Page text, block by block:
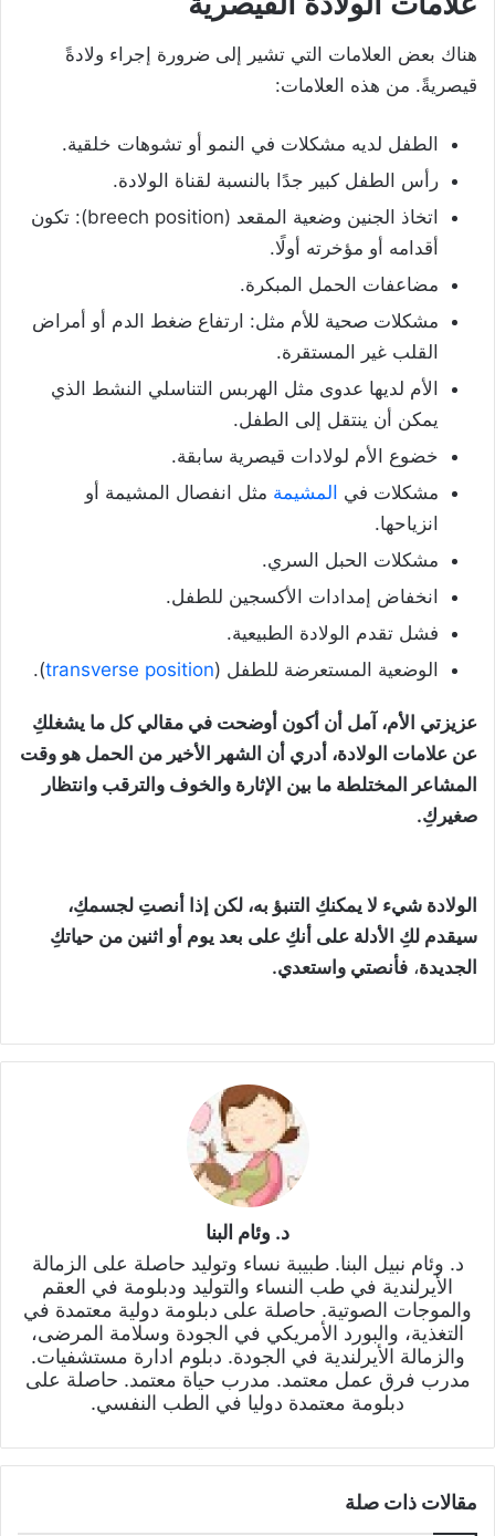
هناك بعض العلامات التي تشير إلى ضرورة إجراء ولادةً
قيصريةً. من هذه العلامات:
الطفل لديه مشكلات في النمو أو تشوهات خلقية.
رأس الطفل كبير جدًا بالنسبة لقناة الولادة.
اتخاذ الجنين وضعية المقعد (breech position): تكون
أقدامه أو مؤخرته أولًا.
مضاعفات الحمل المبكرة.
مشكلات صحية للأم مثل: ارتفاع ضغط الدم أو أمراض
القلب غير المستقرة.
الأم لديها عدوى مثل الهربس التناسلي النشط الذي
يمكن أن ينتقل إلى الطفل.
خضوع الأم لولادات قيصرية سابقة.
مشكلات في المشيمة مثل انفصال المشيمة أو
انزياحها.
مشكلات الحبل السري.
انخفاض إمدادات الأكسجين للطفل.
فشل تقدم الولادة الطبيعية.
الوضعية المستعرضة للطفل (transverse position
).
عزيزتي الأم، آمل أن أكون أوضحت في مقالي كل ما يشغلكِ
عن علامات الولادة، أدري أن الشهر الأخير من الحمل هو وقت
المشاعر المختلطة ما بين الإثارة والخوف والترقب وانتظار
صغيركِ.
الولادة شيء لا يمكنكِ التنبؤ به، لكن إذا أنصتِ لجسمكِ،
سيقدم لكِ الأدلة على أنكِ على بعد يوم أو اثنين من حياتكِ
الجديدة، فأنصتي واستعدي.
د. وئام البنا
د. وئام نبيل البنا. طبيبة نساء وتوليد حاصلة على الزمالة
الأيرلندية في طب النساء والتوليد ودبلومة في العقم
والموجات الصوتية. حاصلة على دبلومة دولية معتمدة في
التغذية، والبورد الأمريكي في الجودة وسلامة المرضى،
والزمالة الأيرلندية في الجودة. دبلوم ادارة مستشفيات.
مدرب فرق عمل معتمد. مدرب حياة معتمد. حاصلة على
دبلومة معتمدة دوليا في الطب النفسي.
مقالات ذات صلة